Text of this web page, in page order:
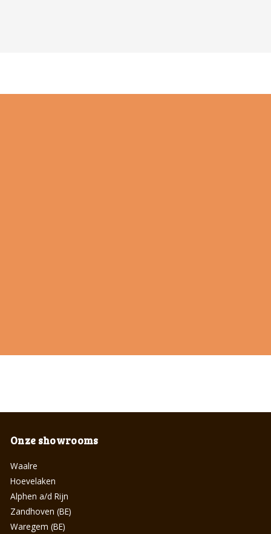
Onze showrooms
Waalre
Hoevelaken
Alphen a/d Rijn
Zandhoven (BE)
Waregem (BE)